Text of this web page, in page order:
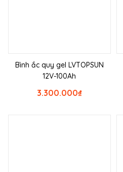
Bình ắc quy gel LVTOPSUN
12V-100Ah
₫
3.300.000